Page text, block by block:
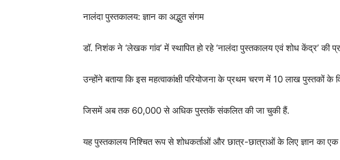
नालंदा पुस्तकालय: ज्ञान का अद्भुत संगम
डॉ. निशंक ने ‘लेखक गांव’ में स्थापित हो रहे ‘नालंदा पुस्तकालय एवं शोध केंद्र’ की
उन्होंने बताया कि इस महत्वाकांक्षी परियोजना के प्रथम चरण में 10 लाख पुस्तकों के
जिसमें अब तक 60,000 से अधिक पुस्तकें संकलित की जा चुकी हैं.
यह पुस्तकालय निश्चित रूप से शोधकर्ताओं और छात्र-छात्राओं के लिए ज्ञान का एक